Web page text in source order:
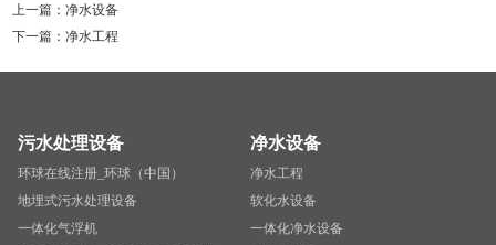
上一篇：净水设备
下一篇：净水工程
污水处理设备
环球在线注册_环球（中国）
地埋式污水处理设备
一体化气浮机
净水设备
净水工程
软化水设备
一体化净水设备